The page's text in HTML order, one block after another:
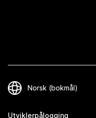
Utviklerpålogging